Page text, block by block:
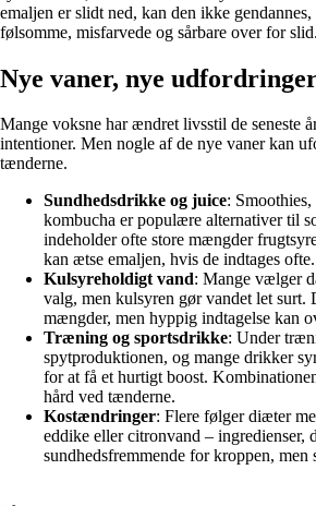
emaljen er slidt ned, kan den ikke
følsomme, misfarvede og sårbare over for slid.
Nye vaner, nye
Mange voksne har ændret livsstil de seneste
intentioner. Men nogle af de nye vaner kan
tænderne.
Sundhedsdrikke og juice:
kombucha er populære alternativer til
indeholder ofte store mængder
kan ætse emaljen, hvis de indtages ofte.
Kulsyreholdigt vand: Mange vælger
valg, men kulsyren gør vandet let surt.
mængder, men hyppig indtagelse kan
Træning og sportsdrikke: Under
spytproduktionen, og mange drikker
for at få et hurtigt boost.
hård ved tænderne.
Kostændringer: Flere følger diæter
eddike eller citronvand – ingredienser,
sundhedsfremmende for kroppen, men